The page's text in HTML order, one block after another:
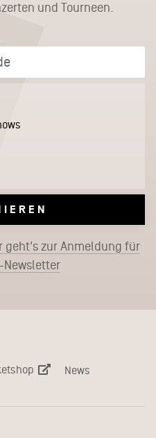
und Tourneen.
geht's zur Anmeldung für
Newsletter
News